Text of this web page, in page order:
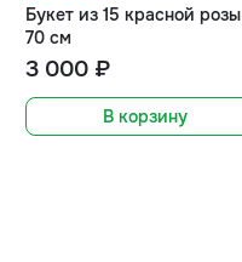
Букет из 15 красной розы
70 см
3 000 ₽
В корзину